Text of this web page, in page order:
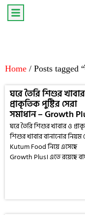
Home / Posts tagged
ঘরে তৈরি শিশুর
প্রাকৃতিক পুষ্টির সেরা
সমাধান – Growth
ঘরে তৈরি শিশুর খাবার ও
শিশুর খাবার বানানোর নিয়ম
Kutum Food নিয়ে এসেছে
Growth Plus। এতে রয়েছে